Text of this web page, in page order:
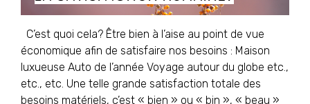
C’est quoi cela? Être bien à l’aise au point de vue
économique afin de satisfaire nos besoins : Maison
luxueuse Auto de l’année Voyage autour du globe etc.,
etc., etc. Une telle grande satisfaction totale des
besoins matériels, c’est « bien » ou « bin », « beau »